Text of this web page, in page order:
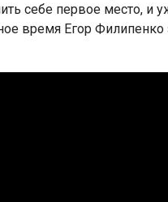
себе первое место, и
время Егор Филипенко